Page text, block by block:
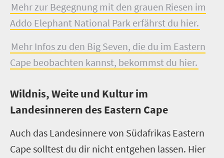
Mehr zur Begegnung mit den grauen Riesen im
Addo Elephant National Park erfährst du hier.
Mehr Infos zu den Big Seven, die du im Eastern
Cape beobachten kannst, bekommst du hier.
Wildnis, Weite und Kultur im
Landesinneren des Eastern Cape
Auch das Landesinnere von Südafrikas Eastern
Cape solltest du dir nicht entgehen lassen. Hier